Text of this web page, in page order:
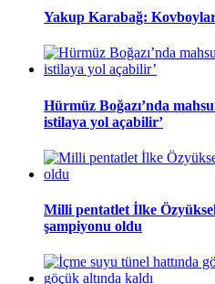
Yakup Karabağ:
Hürmüz Boğazı’nda
istilaya yol açabilir’
Milli pentatlet İlke
şampiyonu oldu